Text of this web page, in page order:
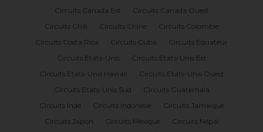
Circuits Canada Est
Circuits Canada Ouest
Circuits Chili
Circuits Chine
Circuits Colombie
Circuits Costa Rica
Circuits Cuba
Circuits Equateur
Circuits Etats-Unis
Circuits Etats-Unis Est
Circuits Etats-Unis Hawaii
Circuits Etats-Unis Ouest
Circuits Etats-Unis Sud
Circuits Guatemala
Circuits Inde
Circuits Indonésie
Circuits Jamaïque
Circuits Japon
Circuits Mexique
Circuits Népal